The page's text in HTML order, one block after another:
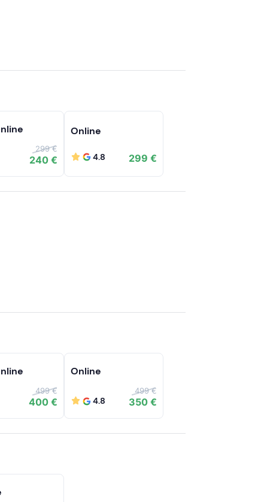
299 €
240 €
Online
4.8 299 €
499 €
400 €
Online
4.8
499 €
350 €